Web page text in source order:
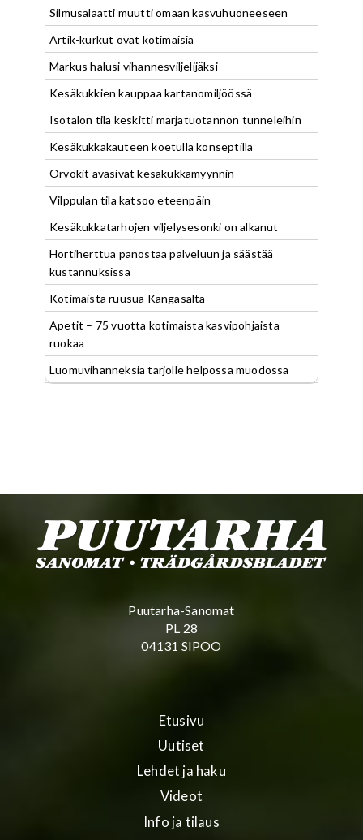
Silmusalaatti muutti omaan kasvuhuoneeseen
Artik-kurkut ovat kotimaisia
Markus halusi vihannesviljelijäksi
Kesäkukkien kauppaa kartanomiljöössä
Isotalon tila keskitti marjatuotannon tunneleihin
Kesäkukkakauteen koetulla konseptilla
Orvokit avasivat kesäkukkamyynnin
Vilppulan tila katsoo eteenpäin
Kesäkukkatarhojen viljelysesonki on alkanut
Hortiherttua panostaa palveluun ja säästää
kustannuksissa
Kotimaista ruusua Kangasalta
Apetit – 75 vuotta kotimaista kasvipohjaista
ruokaa
Luomuvihanneksia tarjolle helpossa muodossa
Puutarha-Sanomat
PL 28
04131 SIPOO
Etusivu
Uutiset
Lehdet ja haku
Videot
Info ja tilaus